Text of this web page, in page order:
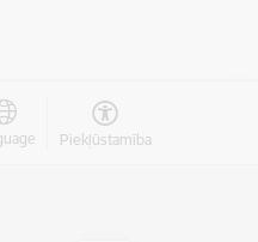
Piekļūstamība